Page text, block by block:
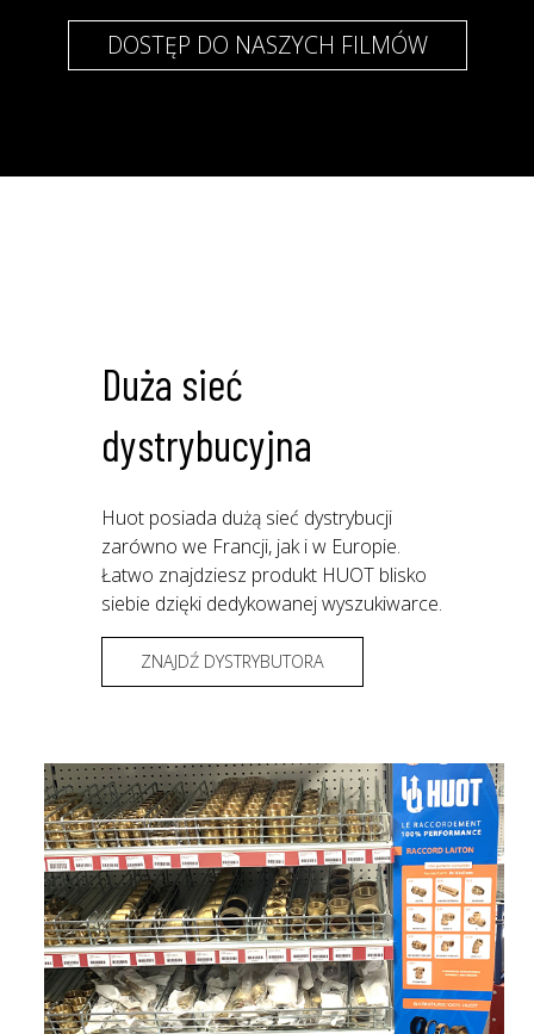
DOSTĘP DO NASZYCH FILMÓW
Duża sieć
dystrybucyjna
Huot posiada dużą sieć dystrybucji
zarówno we Francji, jak i w Europie.
Łatwo znajdziesz produkt HUOT blisko
siebie dzięki dedykowanej wyszukiwarce.
ZNAJDŹ DYSTRYBUTORA